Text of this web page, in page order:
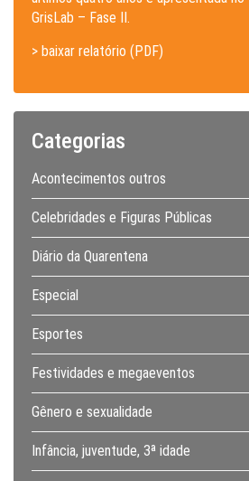
GrisLab – Fase II.
> baixar relatório (PDF)
Categorias
Acontecimentos outros
Celebridades e Figuras Públicas
Diário da Quarentena
Especial
Esportes
Festividades e megaeventos
Gênero e sexualidade
Infância, juventude, 3ª idade